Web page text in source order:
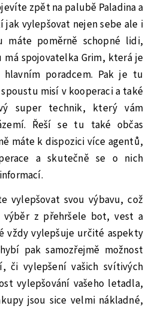
zpět na palubě Paladina a
jak vylepšovat nejen sebe ale i
máte poměrně schopné lidi,
spojovatelka Grim, která je
poradcem. Pak je tu
misí v kooperaci a také
super technik, který vám
Řeší se tu také občas
máte k dispozici více agentů,
a skutečně se o nich
vylepšovat svou výbavu, což
výběr z přehršele bot, vest a
vždy vylepšuje určité aspekty
pak samozřejmě možnost
či vylepšení vašich svítivých
vylepšování vašeho letadla,
jsou sice velmi nákladné,